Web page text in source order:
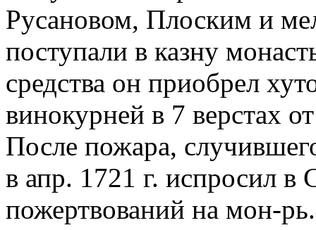
Русановом, Плоским и
поступали в казну
средства он приобрел
винокурней в 7 верстах
После пожара,
в апр. 1721 г. испросил в
пожертвований на мон-